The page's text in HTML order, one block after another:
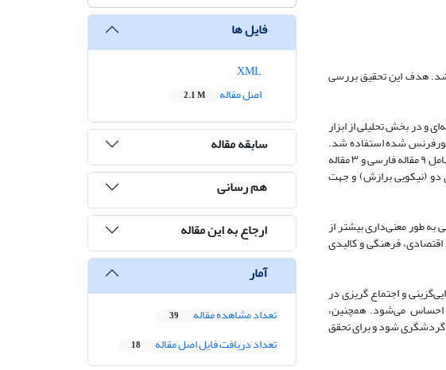
هدف این تحقیق بررسی
کتابخانه‌ای و در بخش تحلیلی از ابزار
شده استفاده شد.
جامعه آماری شامل کلیه مطالعات مرتبط با حوزه گردشگری و توسعه روستایی از منابع معتبر فارسی و انگلیسی بود. حجم نمونه شامل ۹ مقاله فارسی و ۳ مقاله
دو (نیکویی برازش) و جهت
طور معنی‌داری بیشتر از
فرهنگی و کالبدی
و اجتماع گریزی در
احساس می‌شود. همچنین،
شود و برای تحقق
فایل ها
اصل مقاله
2.1 M
سابقه مقاله
هم رسانی
ارجاع به این مقاله
آمار
تعداد مشاهده مقاله 39
تعداد دریافت فایل اصل مقاله 18